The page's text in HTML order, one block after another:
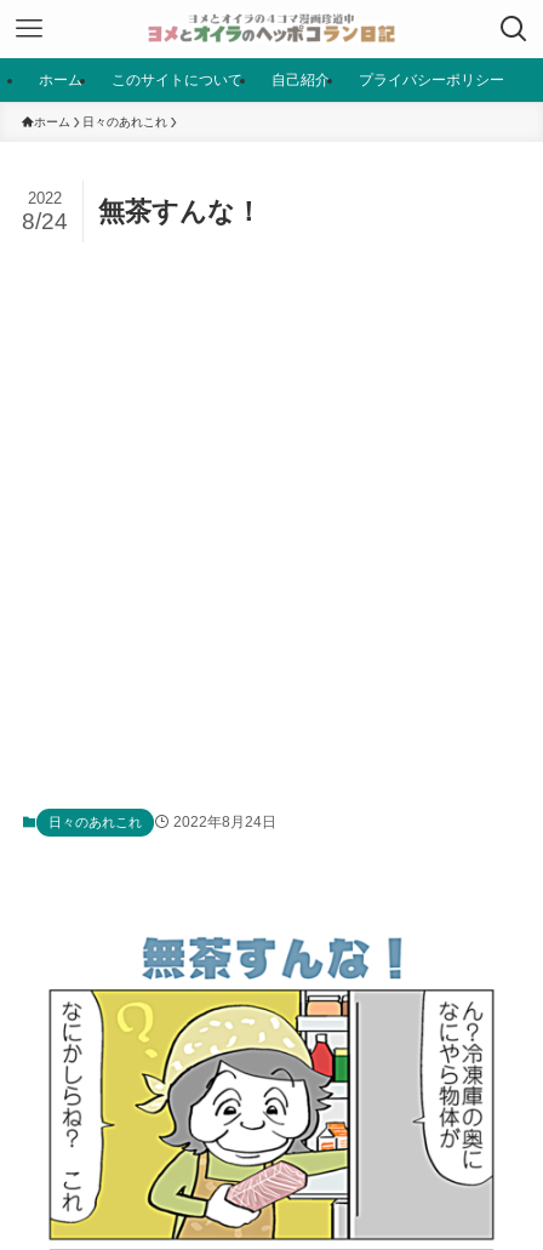
ホーム このサイトについて 自己紹介 プライバシーポリシー
ホーム 日々のあれこれ
無茶すんな！
2022
8/24
日々のあれこれ 2022年8月24日